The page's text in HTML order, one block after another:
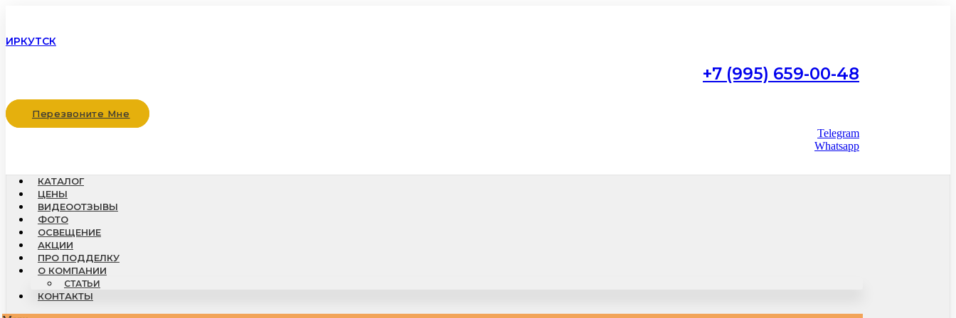
ИРКУТСК
+7 (995) 659-00-48
Перезвоните Мне
Telegram
Whatsapp
КАТАЛОГ
ЦЕНЫ
ВИДЕООТЗЫВЫ
ФОТО
ОСВЕЩЕНИЕ
АКЦИИ
ПРО ПОДДЕЛКУ
О КОМПАНИИ
СТАТЬИ
КОНТАКТЫ